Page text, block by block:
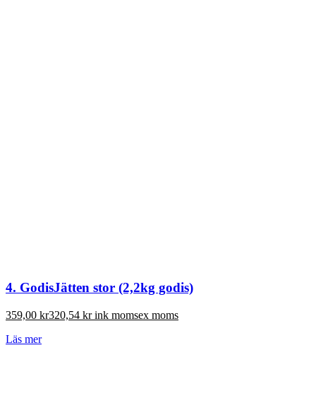
4. GodisJätten stor (2,2kg godis)
359,00 kr320,54 kr ink momsex moms
Läs mer